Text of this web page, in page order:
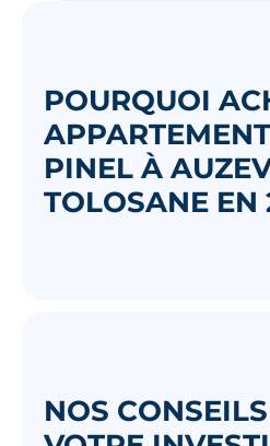
POURQUOI
PINEL À
TOLOSANE EN
NOS